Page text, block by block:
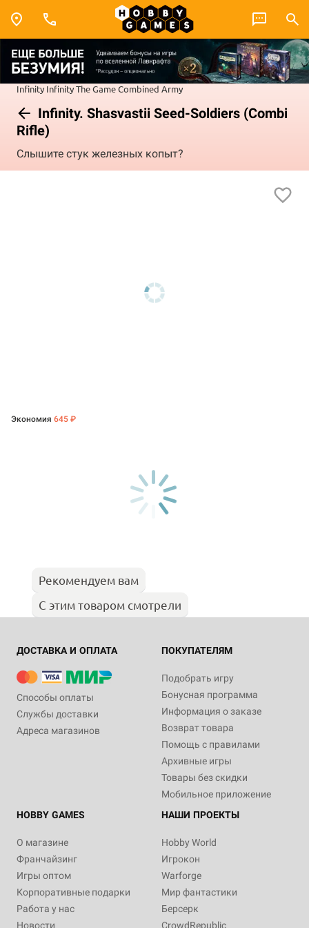
Infinity Infinity The GameCombined Army
Infinity. Shasvastii Seed-Soldiers (Combi
Rifle)
Слышите стук железных копыт?
Экономия 645 ₽
Рекомендуем вам
С этим товаром смотрели
ДОСТАВКА И ОПЛАТА
Способы оплаты
Службы доставки
Адреса магазинов
ПОКУПАТЕЛЯМ
Подобрать игру
Бонусная программа
Информация о заказе
Возврат товара
Помощь с правилами
Архивные игры
Товары без скидки
Мобильное приложение
HOBBY GAMES
О магазине
Франчайзинг
Игры оптом
Корпоративные подарки
Работа у нас
Новости
НАШИ ПРОЕКТЫ
Hobby World
Игрокон
Warforge
Мир фантастики
Берсерк
CrowdRepublic